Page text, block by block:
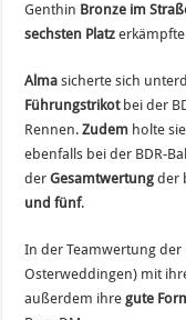
Genthin Bronze im
sechsten Platz erkämpfte
Alma sicherte sich
Führungstrikotbei der
Rennen.Zudem holte
ebenfalls bei der BDR-
derGesamtwertung der
und fünf.
In der Teamwertung
Osterweddingen) mit
außerdem ihregute